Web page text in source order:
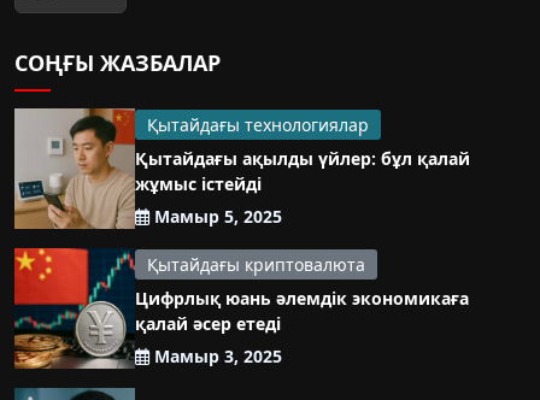
СОҢҒЫ ЖАЗБАЛАР
Қытайдағы технологиялар
Қытайдағы ақылды үйлер: бұл қалай
жұмыс істейді
Мамыр 5, 2025
Қытайдағы криптовалюта
Цифрлық юань әлемдік экономикаға
қалай әсер етеді
Мамыр 3, 2025